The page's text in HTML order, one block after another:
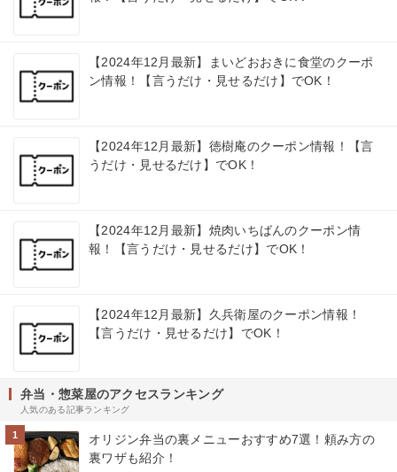
【2024年12月最新】まいどおおきに食堂のクーポ
ン情報！【言うだけ・見せるだけ】でOK！
【2024年12月最新】徳樹庵のクーポン情報！【言
うだけ・見せるだけ】でOK！
【2024年12月最新】焼肉いちばんのクーポン情
報！【言うだけ・見せるだけ】でOK！
【2024年12月最新】久兵衛屋のクーポン情報！
【言うだけ・見せるだけ】でOK！
弁当・惣菜屋のアクセスランキング
人気のある記事ランキング
1
オリジン弁当の裏メニューおすすめ7選！頼み方の
裏ワザも紹介！